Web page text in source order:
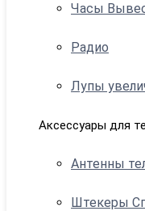
Часы
Радио
Лупы
Аксессуары для
Антенны
Штекеры